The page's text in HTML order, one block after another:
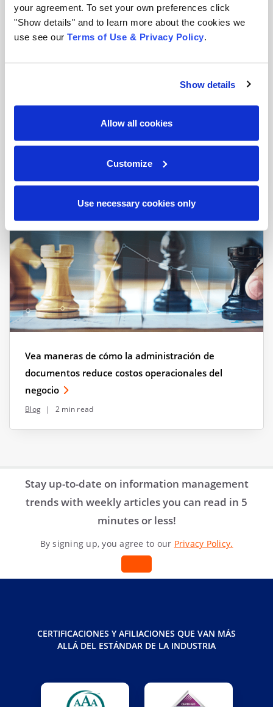
your agreement. To set your own preferences click
"Show details" and to learn more about the cookies we
use see our Terms of Use & Privacy Policy.
Show details
Allow all cookies
Customize
Use necessary cookies only
Vea maneras de cómo la administración de
documentos reduce costos operacionales del
negocio
Blog | 2 min read
Stay up-to-date on information management
trends with weekly articles you can read in 5
minutes or less!
By signing up, you agree to our Privacy Policy.
CERTIFICACIONES Y AFILIACIONES QUE VAN MÁS
ALLÁ DEL ESTÁNDAR DE LA INDUSTRIA